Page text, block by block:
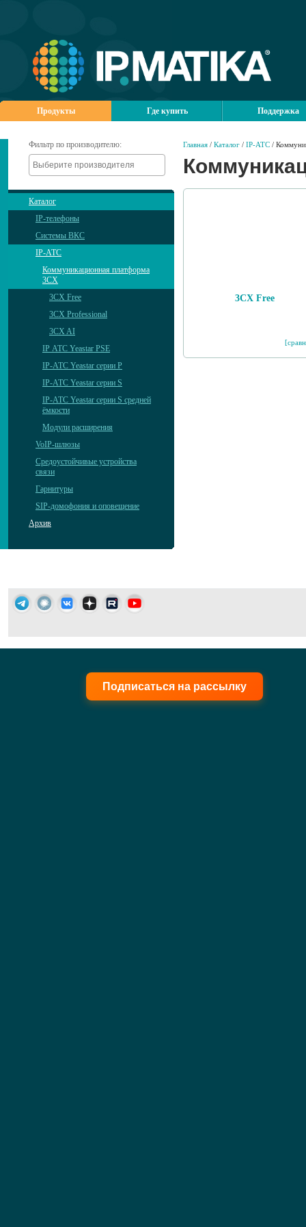
Продукты Где купить Поддержка
Фильтр по производителю:
Каталог
IP-телефоны
Системы ВКС
IP-АТС
Коммуникационная платформа
3CX
3CX Free
3CX Professional
3CX AI
IP АТС Yeastar PSE
IP-АТС Yeastar серии P
IP-АТС Yeastar серии S
IP-АТС Yeastar серии S средней
ёмкости
Модули расширения
VoIP-шлюзы
Средоустойчивые устройства
связи
Гарнитуры
SIP-домофония и оповещение
Архив
Главная / Каталог / IP-АТС /
3CX Free
Подписаться на рассылку